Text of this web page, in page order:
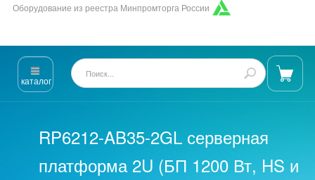
Оборудование из реестра Минпромторга России
каталог
RP6212-AB35-2GL серверная
платформа 2U (БП 1200 Вт, HS и